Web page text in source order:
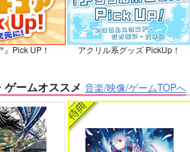
の唄 7 ふたりのけもの 2
テラ 上下巻 ミルクなきみとビターな彼 2
』Pick UP！ アクリル系グッズ PickUp！
ゲームオススメ 音楽/映像/ゲームTOPへ